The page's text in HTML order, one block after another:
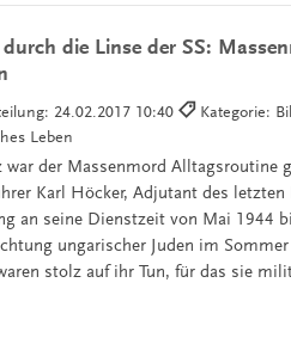
die Linse der SS:
24.02.2017 10:40
Kategorie:
Leben
der Massenmord Alltagsroutine
Karl Höcker, Adjutant des
an seine Dienstzeit von Mai 1944
ungarischer Juden im
stolz auf ihr Tun, für das sie